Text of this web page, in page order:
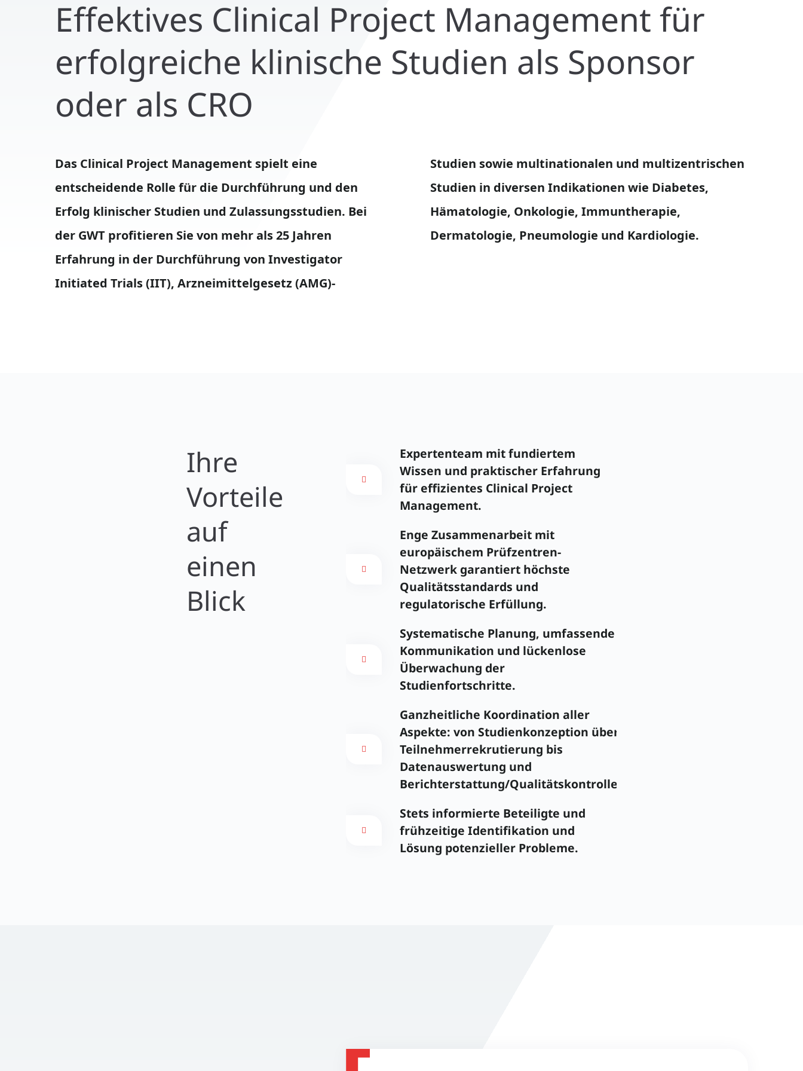
Effektives Clinical Project Management für
erfolgreiche klinische Studien als Sponsor
oder als CRO
Das Clinical Project Management spielt eine
entscheidende Rolle für die Durchführung und den
Erfolg klinischer Studien und Zulassungsstudien. Bei
der GWT profitieren Sie von mehr als 25 Jahren
Erfahrung in der Durchführung von Investigator
Initiated Trials (IIT), Arzneimittelgesetz (AMG)-
Studien sowie multinationalen und multizentrischen
Studien in diversen Indikationen wie Diabetes,
Hämatologie, Onkologie, Immuntherapie,
Dermatologie, Pneumologie und Kardiologie.
Ihre
Vorteile
auf
einen
Blick
Expertenteam mit fundiertem
Wissen und praktischer Erfahrung
für effizientes Clinical Project
Management.
Enge Zusammenarbeit mit
europäischem Prüfzentren-
Netzwerk garantiert höchste
Qualitätsstandards und
regulatorische Erfüllung.
Systematische Planung, umfassende
Kommunikation und lückenlose
Überwachung der
Studienfortschritte.
Ganzheitliche Koordination aller
Aspekte: von Studienkonzeption über
Teilnehmerrekrutierung bis
Datenauswertung und
Berichterstattung/Qualitätskontrolle.
Stets informierte Beteiligte und
frühzeitige Identifikation und
Lösung potenzieller Probleme.